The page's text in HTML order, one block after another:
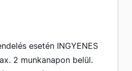
esetén INGYENES
2 munkanapon belül.